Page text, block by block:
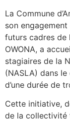
La Commune
son
futurs cadres de
OWONA, a
stagiaires de la
(NASLA) dans
d’une durée de
Cette initiative,
de la collectivité